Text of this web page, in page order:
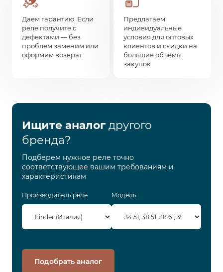
Даем гарантию. Если
реле получите с
дефектами — без
проблем заменим или
оформим возврат
Предлагаем
индивидуальные
условия для оптовых
клиентов и скидки на
большие объемы
закупок
Ищите аналогдругого
бренда?
Подберем нужное реле точно
соответствующее вашим требованиям и
характеристикам
Производитель реле Модель
Подобрать аналог